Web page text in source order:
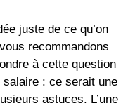
juste de ce qu’on
recommandons
à cette question
: ce serait une
astuces. L’une